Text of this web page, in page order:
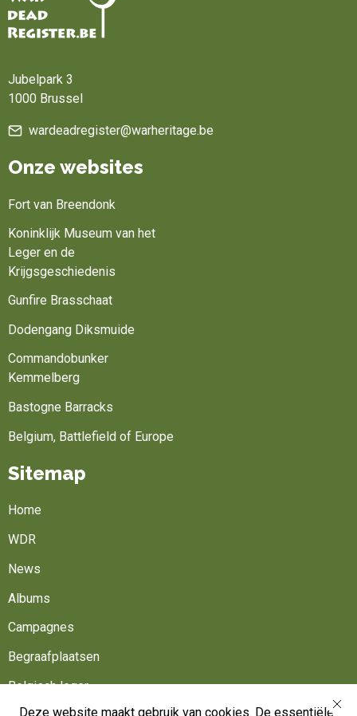
Deze website maakt gebruik van cookies. De essentiële
Jubelpark 3
1000 Brussel
wardeadregister@warheritage.be
Onze websites
Fort van Breendonk
Koninklijk Museum van het
Leger en de
Krijgsgeschiedenis
Gunfire Brasschaat
Dodengang Diksmuide
Commandobunker
Kemmelberg
Bastogne Barracks
Belgium, Battlefield of Europe
Sitemap
Home
WDR
News
Albums
Campagnes
Begraafplaatsen
Belgisch leger